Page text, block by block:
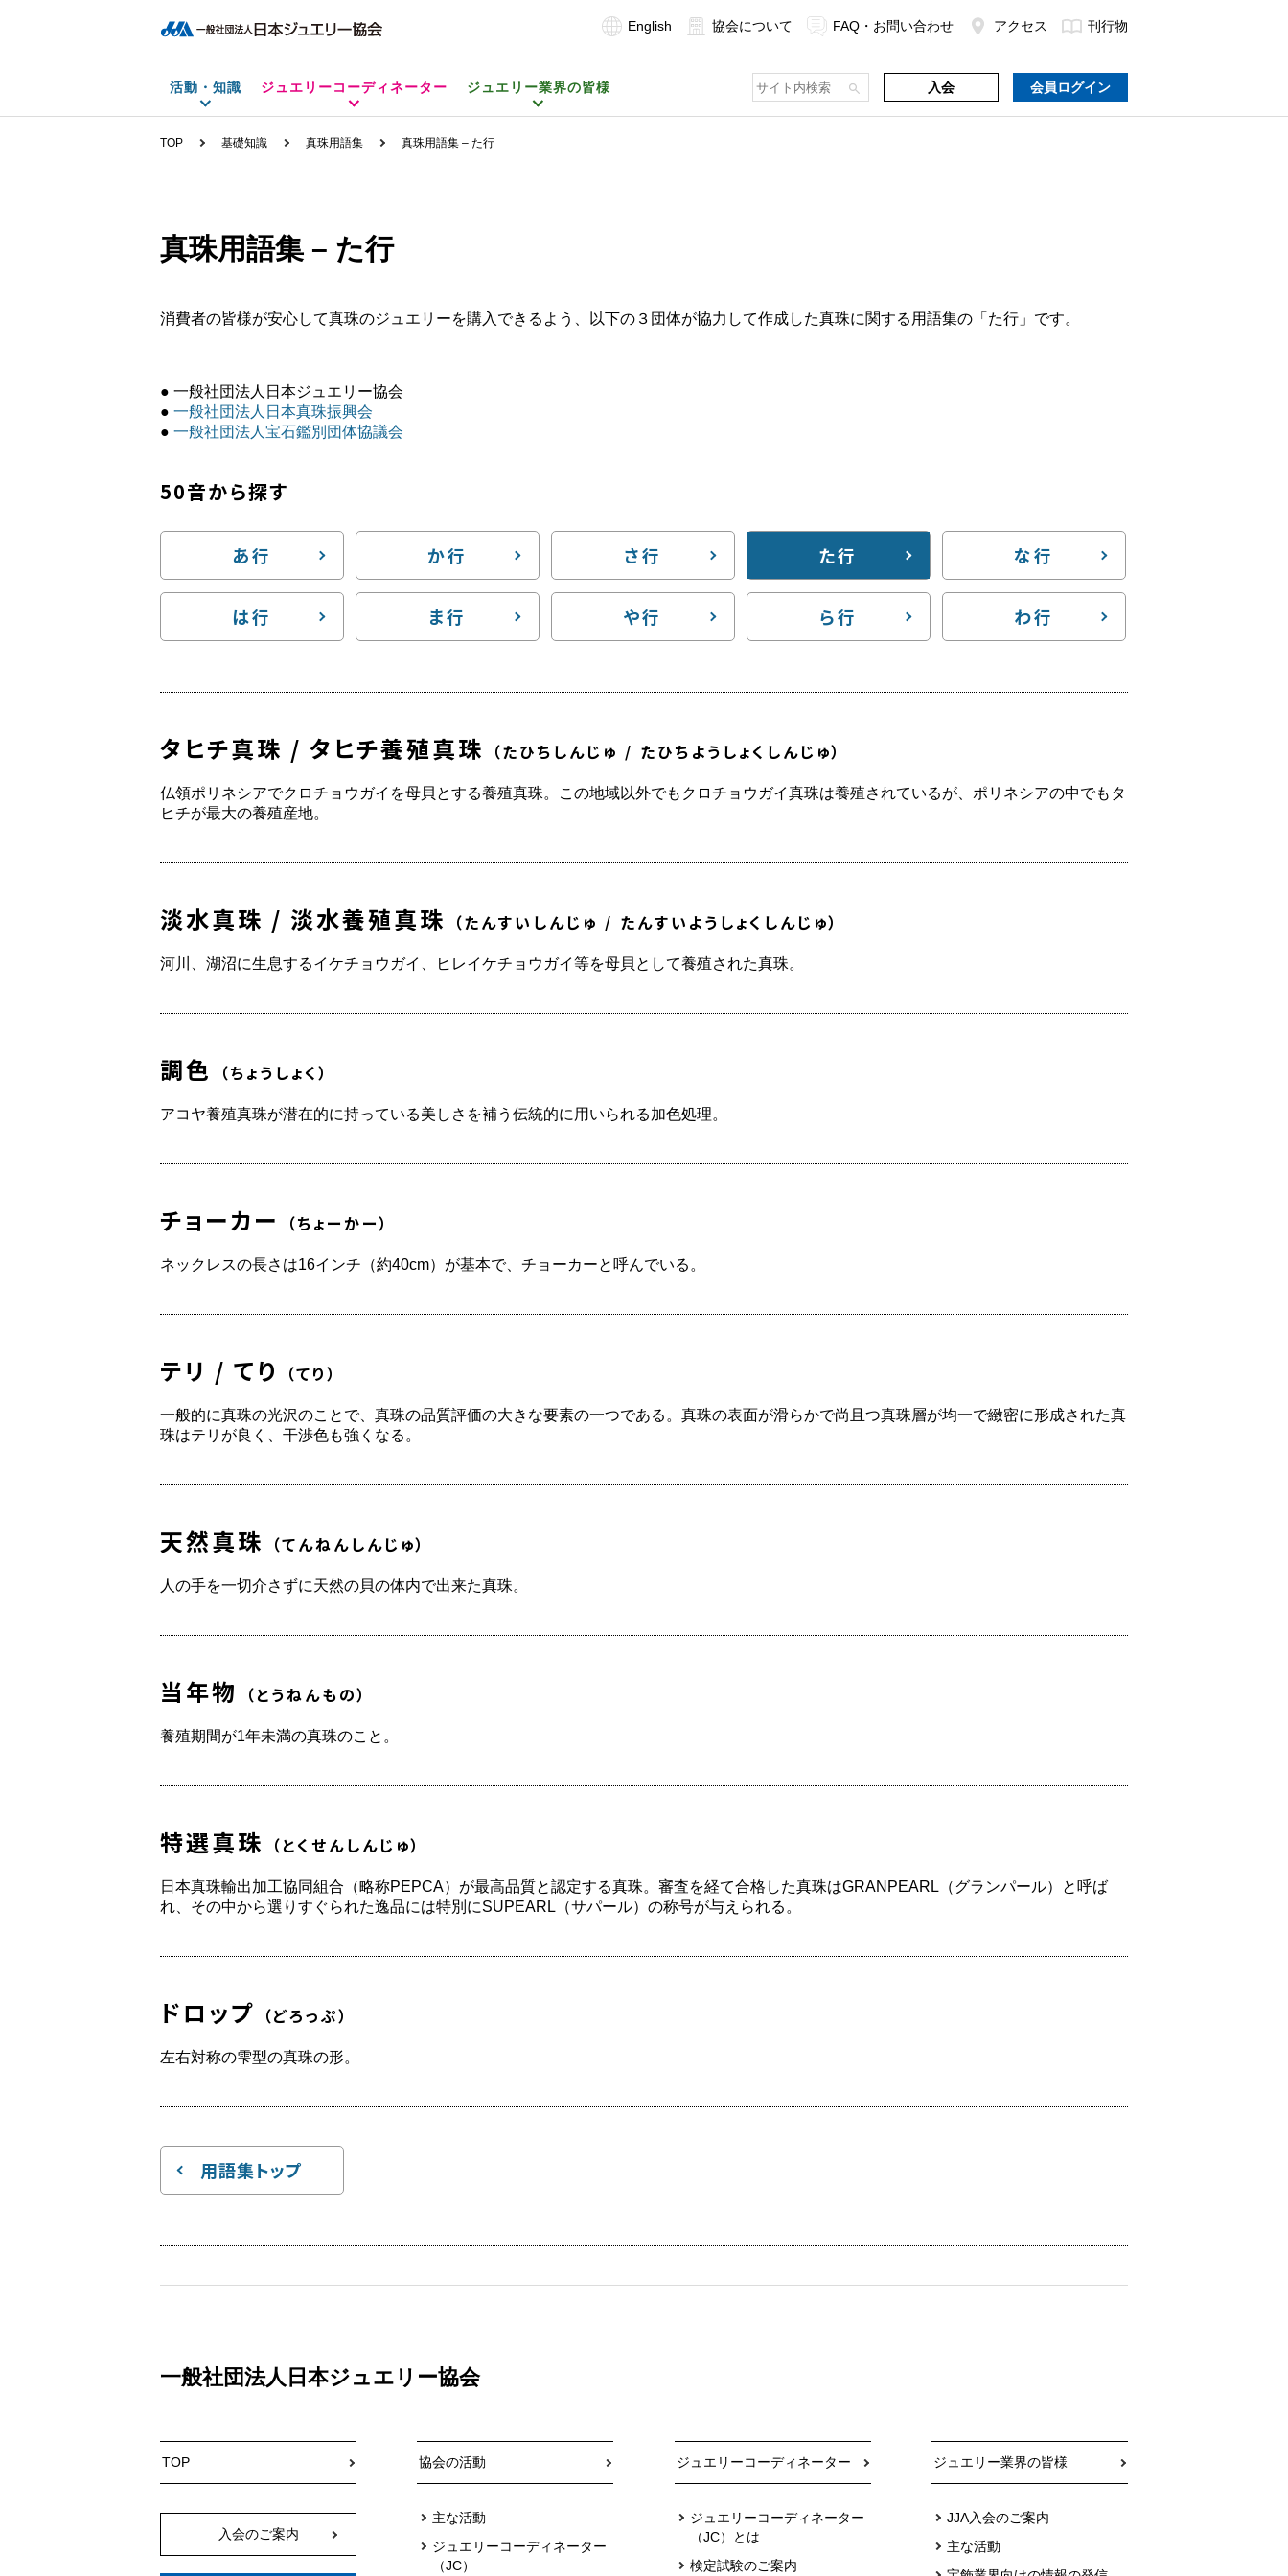
English 協会について FAQ・お問い合わせ アクセス 刊行物
活動・知識 ジュエリーコーディネーター ジュエリー業界の皆様 入会 会員ログイン
TOP 基礎知識 真珠用語集 真珠用語集 – た行
真珠用語集 – た行
消費者の皆様が安心して真珠のジュエリーを購入できるよう、以下の３団体が協力して作成した真珠に関する用語集の「た行」です。
● 一般社団法人日本ジュエリー協会
● 一般社団法人日本真珠振興会
● 一般社団法人宝石鑑別団体協議会
50音から探す
あ行 か行 さ行 た行 な行
は行 ま行 や行 ら行 わ行
タヒチ真珠 / タヒチ養殖真珠 （たひちしんじゅ / たひちようしょくしんじゅ）
仏領ポリネシアでクロチョウガイを母貝とする養殖真珠。この地域以外でもクロチョウガイ真珠は養殖されているが、ポリネシアの中でもタ
ヒチが最大の養殖産地。
淡水真珠 / 淡水養殖真珠 （たんすいしんじゅ / たんすいようしょくしんじゅ）
河川、湖沼に生息するイケチョウガイ、ヒレイケチョウガイ等を母貝として養殖された真珠。
調色 （ちょうしょく）
アコヤ養殖真珠が潜在的に持っている美しさを補う伝統的に用いられる加色処理。
チョーカー （ちょーかー）
ネックレスの長さは16インチ（約40cm）が基本で、チョーカーと呼んでいる。
テリ / てり （てり）
一般的に真珠の光沢のことで、真珠の品質評価の大きな要素の一つである。真珠の表面が滑らかで尚且つ真珠層が均一で緻密に形成された真
珠はテリが良く、干渉色も強くなる。
天然真珠 （てんねんしんじゅ）
人の手を一切介さずに天然の貝の体内で出来た真珠。
当年物 （とうねんもの）
養殖期間が1年未満の真珠のこと。
特選真珠 （とくせんしんじゅ）
日本真珠輸出加工協同組合（略称PEPCA）が最高品質と認定する真珠。審査を経て合格した真珠はGRANPEARL（グランパール）と呼ば
れ、その中から選りすぐられた逸品には特別にSUPEARL（サパール）の称号が与えられる。
ドロップ （どろっぷ）
左右対称の雫型の真珠の形。
用語集トップ
一般社団法人日本ジュエリー協会
TOP
入会のご案内
協会の活動
主な活動
ジュエリーコーディネーター
（JC）
ジュエリーコーディネーター
ジュエリーコーディネーター
（JC）とは
検定試験のご案内
ジュエリー業界の皆様
JJA入会のご案内
主な活動